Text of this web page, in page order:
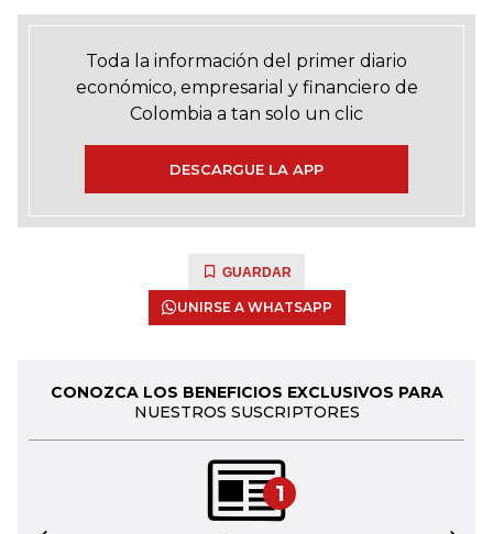
Toda la información del primer diario
económico, empresarial y financiero de
Colombia a tan solo un clic
DESCARGUE LA APP
GUARDAR
UNIRSE A WHATSAPP
CONOZCA LOS BENEFICIOS EXCLUSIVOS PARA
NUESTROS SUSCRIPTORES
1